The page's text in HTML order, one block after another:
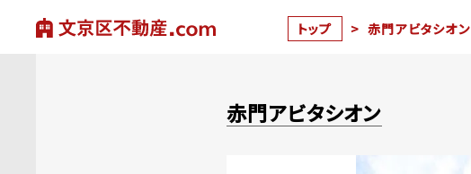
トップ > 赤門アビタシオン
赤門アビタシオン